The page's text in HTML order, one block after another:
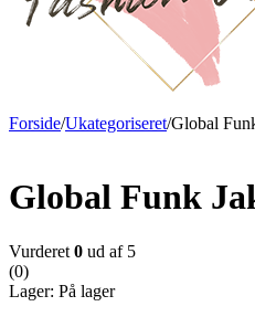
Forside/Ukategoriseret/Global
Global Funk
Vurderet 0 ud af 5
(0)
Lager: På lager